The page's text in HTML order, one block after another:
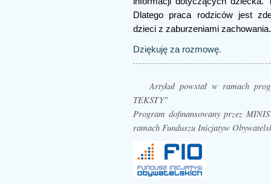
Dlatego praca rodziców jest
dzieci z zaburzeniami zachowania.
Dziękuję za rozmowę.
Artykuł powstał w ramach
TEKSTY"
Program dofinansowany przez
ramach Funduszu Inicjatyw